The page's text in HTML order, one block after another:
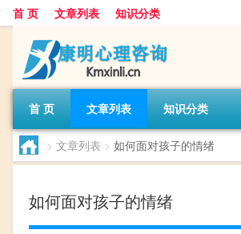
首 页 文章列表 知识分类
首 页 文章列表 知识分类
> 文章列表 > 如何面对孩子的情绪
如何面对孩子的情绪